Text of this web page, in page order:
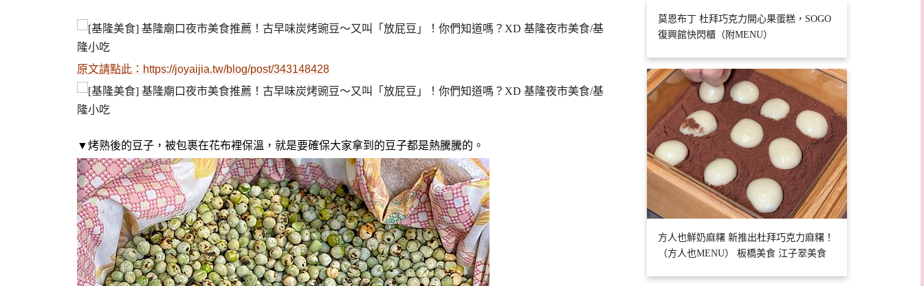
原文請點此： https://joyaijia.tw/blog/post/343148428
▼烤熟後的豆子，被包裹在花布裡保溫，就是要確保大家拿到的豆子都是熱騰騰的。
莫恩布丁 杜拜巧克力開心果蛋糕，SOGO
復興館快閃櫃（附MENU）
方人也鮮奶麻糬 新推出杜拜巧克力麻糬！
（方人也MENU） 板橋美食 江子翠美食